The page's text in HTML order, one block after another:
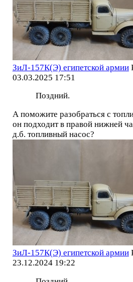
ЗиЛ-157К(Э) египетской армии
03.03.2025 17:51
Поздний.
А поможите разобраться с
он подходит в правой нижней
д.б. топливный насос?
ЗиЛ-157К(Э) египетской армии
23.12.2024 19:22